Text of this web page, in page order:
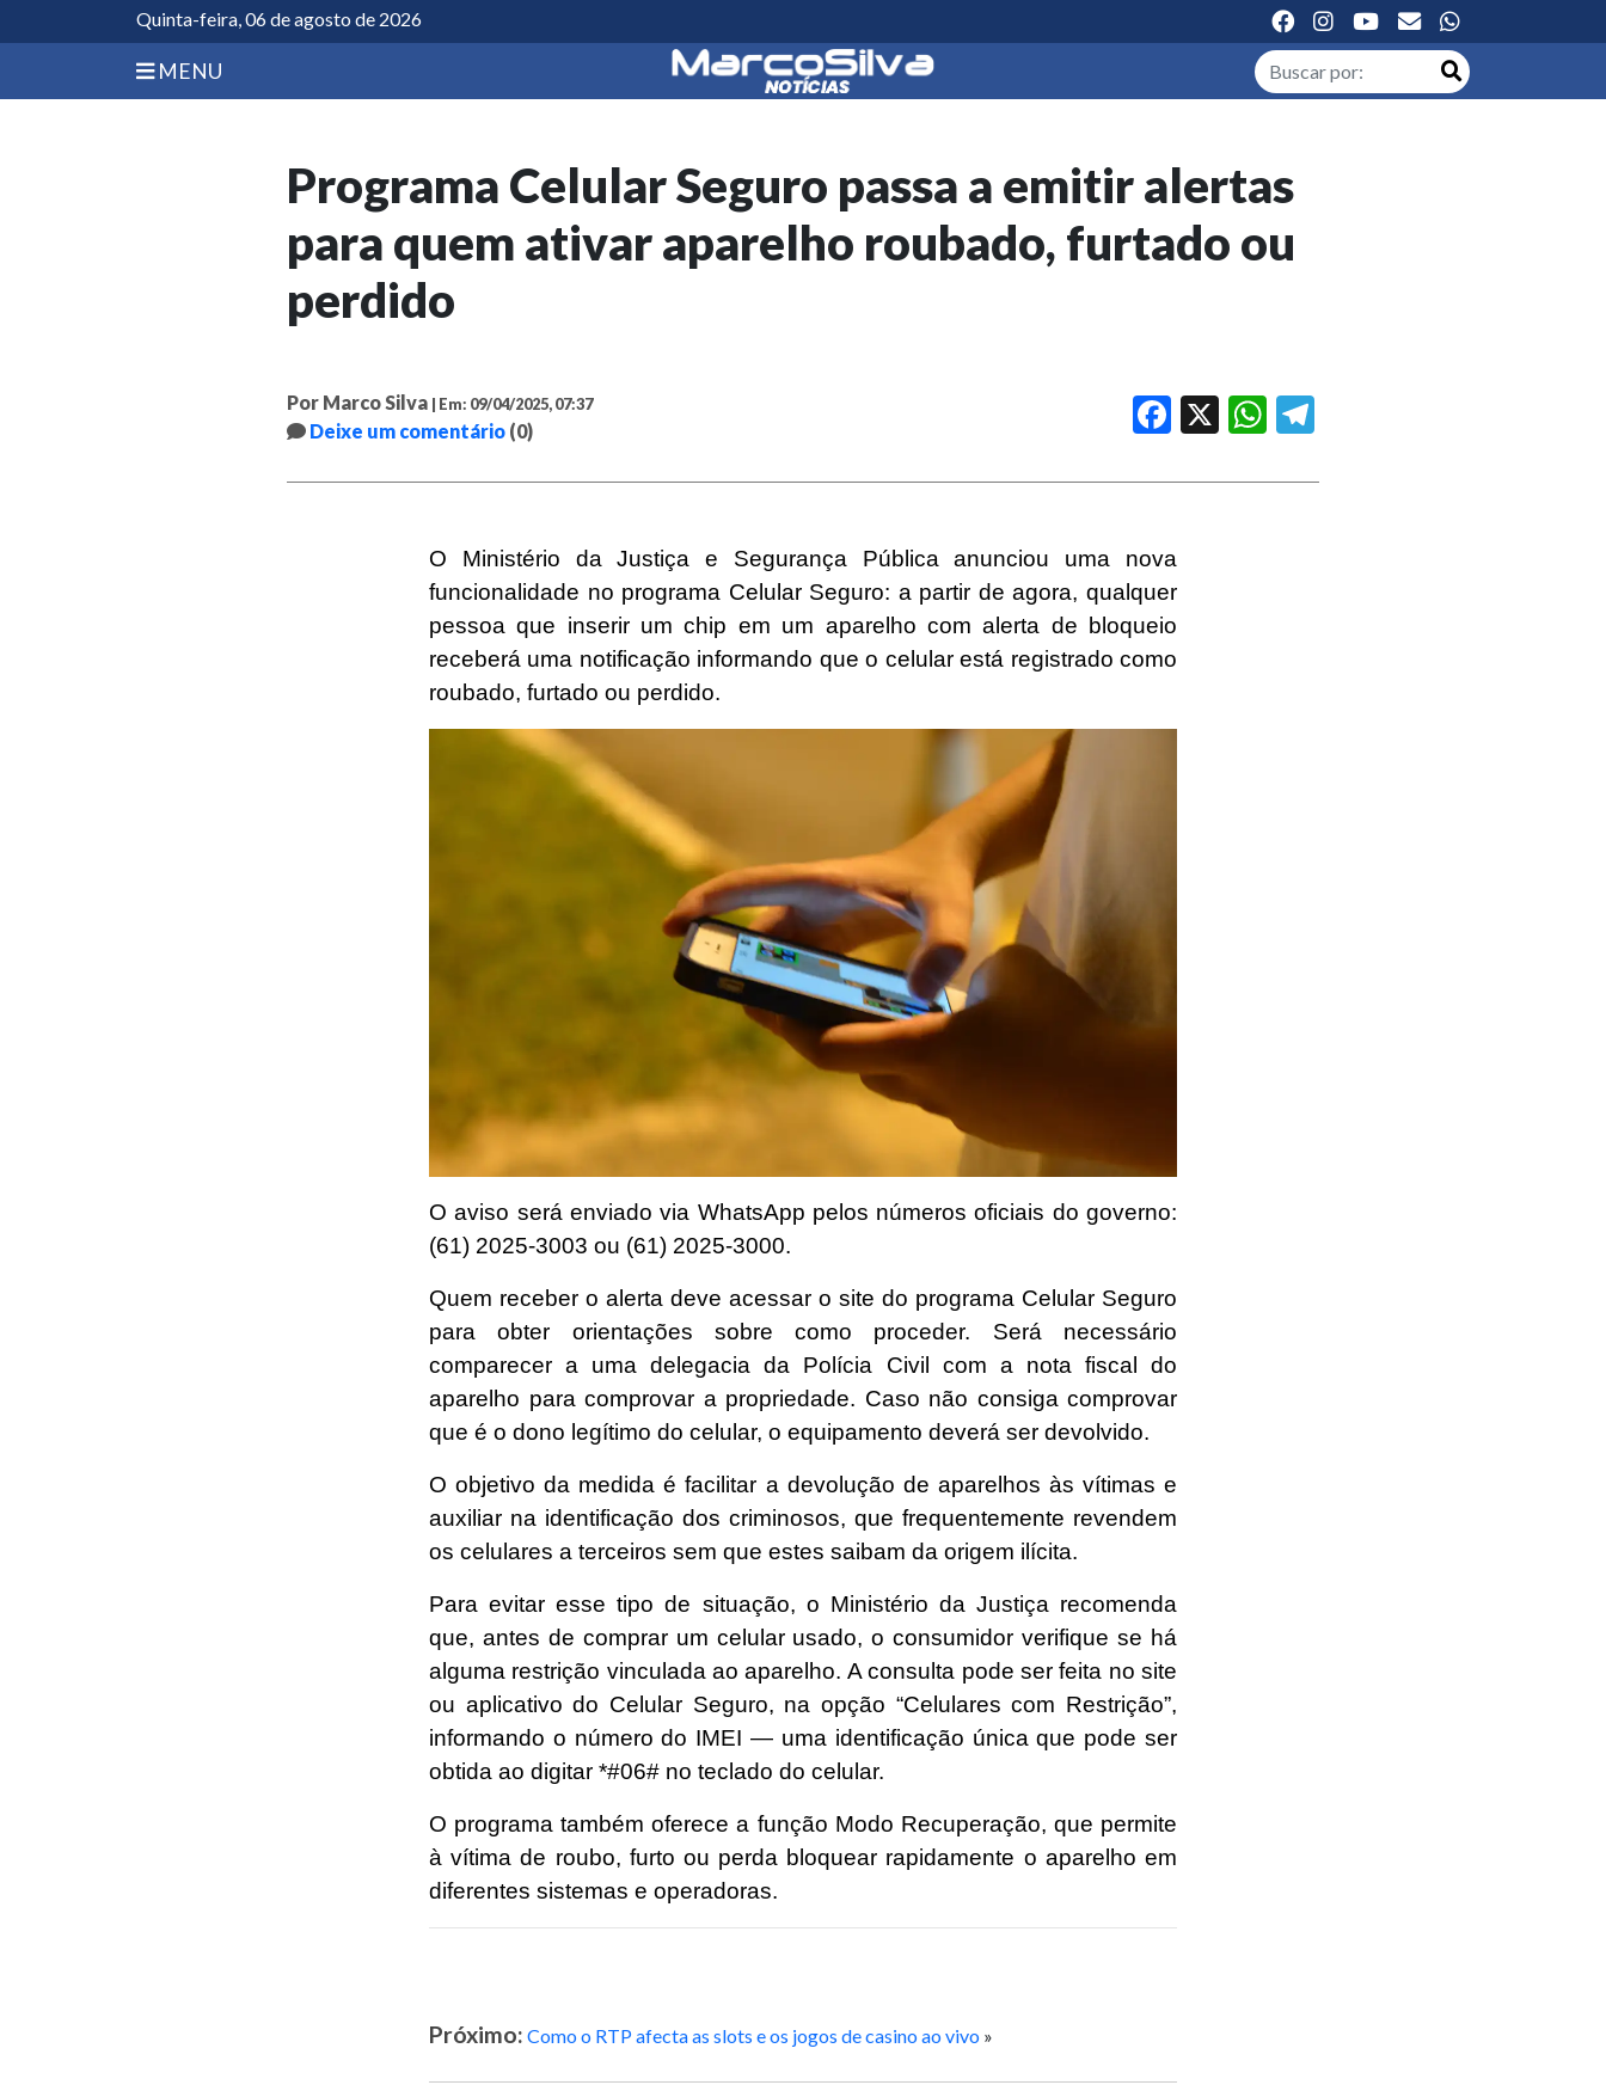
Quinta-feira, 06 de agosto de 2026
MENU
Programa Celular Seguro passa a emitir alertas
para quem ativar aparelho roubado, furtado ou
perdido
Por Marco Silva | Em: 09/04/2025, 07:37
Deixe um comentário (0)
Facebook WhatsApp
O Ministério da Justiça e Segurança Pública anunciou uma nova
funcionalidade no programa Celular Seguro: a partir de agora, qualquer
pessoa que inserir um chip em um aparelho com alerta de bloqueio
receberá uma notificação informando que o celular está registrado como
roubado, furtado ou perdido.
O aviso será enviado via WhatsApp pelos números oficiais do governo:
(61) 2025-3003 ou (61) 2025-3000.
Quem receber o alerta deve acessar o site do programa Celular Seguro
para obter orientações sobre como proceder. Será necessário
comparecer a uma delegacia da Polícia Civil com a nota fiscal do
aparelho para comprovar a propriedade. Caso não consiga comprovar
que é o dono legítimo do celular, o equipamento deverá ser devolvido.
O objetivo da medida é facilitar a devolução de aparelhos às vítimas e
auxiliar na identificação dos criminosos, que frequentemente revendem
os celulares a terceiros sem que estes saibam da origem ilícita.
Para evitar esse tipo de situação, o Ministério da Justiça recomenda
que, antes de comprar um celular usado, o consumidor verifique se há
alguma restrição vinculada ao aparelho. A consulta pode ser feita no site
ou aplicativo do Celular Seguro, na opção “Celulares com Restrição”,
informando o número do IMEI — uma identificação única que pode ser
obtida ao digitar *#06# no teclado do celular.
O programa também oferece a função Modo Recuperação, que permite
à vítima de roubo, furto ou perda bloquear rapidamente o aparelho em
diferentes sistemas e operadoras.
Próximo: Como o RTP afecta as slots e os jogos de casino ao vivo »